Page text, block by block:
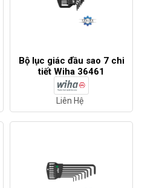
Bộ lục giác đầu sao 7 chi
tiết Wiha 36461
Liên Hệ